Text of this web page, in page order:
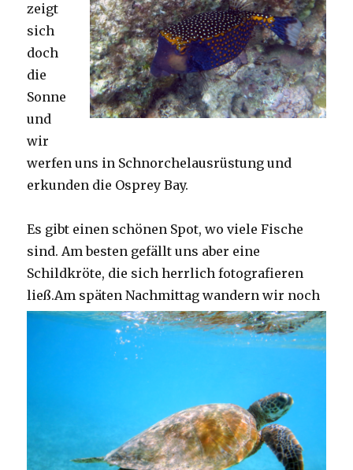
zeigt
sich
doch
die
Sonne
und
wir
werfen uns in Schnorchelausrüstung und
erkunden die Osprey Bay.
Es gibt einen schönen Spot, wo viele Fische
sind. Am besten gefällt uns aber eine
Schildkröte, die sich herrlich fotografieren
ließ.Am späten Nachmittag wandern wir noch